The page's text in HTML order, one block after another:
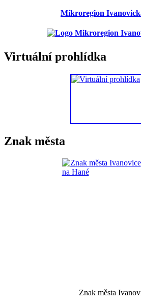
Mikroregion
Virtuální prohlídka
Znak města
Znak města